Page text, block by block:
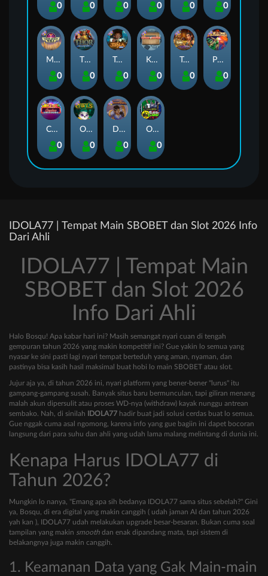
Manhattan Goes Wild
0
Casino Win Spin
0
0
Tomb of Nefertiti
0
Tesla Jolt
0
Dungeon Quest
0
0
Outsourced: Slash Game
0
0
Owls
0
0 0
Kitchen Drama: Sushi Mania
0
Pixies vs Pirates
0
Thor: Hammer Time
0
0
IDOLA77 | Tempat Main SBOBET dan Slot 2026 Info
Dari Ahli
IDOLA77 | Tempat Main
SBOBET dan Slot 2026
Info Dari Ahli
Halo Bosqu! Apa kabar hari ini? Masih semangat nyari cuan di tengah
gempuran tahun 2026 yang makin kompetitif ini? Gue yakin lo semua yang
nyasar ke sini pasti lagi nyari tempat berteduh yang aman, nyaman, dan
pastinya bisa kasih hasil maksimal buat hobi lo main SBOBET atau slot.
Jujur aja ya, di tahun 2026 ini, nyari platform yang bener-bener "lurus" itu
gampang-gampang susah. Banyak situs baru bermunculan, tapi giliran menang
malah akun dipersulit atau proses WD-nya (withdraw) kayak nunggu antrean
sembako. Nah, di sinilah
IDOLA77 hadir buat jadi solusi cerdas buat lo semua.
Gue nggak cuma asal ngomong, karena info yang gue bagiin ini dapet bocoran
langsung dari para suhu dan ahli yang udah lama malang melintang di dunia ini.
Kenapa Harus IDOLA77 di
Tahun 2026?
Mungkin lo nanya, "Emang apa sih bedanya IDOLA77 sama situs sebelah?" Gini
ya, Bosqu, di era digital yang makin canggih ( udah jaman AI dan tahun 2026
yah kan ), IDOLA77 udah melakukan upgrade besar-besaran. Bukan cuma soal
tampilan yang makin smooth dan enak dipandang mata, tapi sistem di
belakangnya juga makin canggih.
1. Keamanan Data yang Gak Main-main